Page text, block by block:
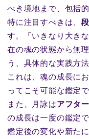
べき境地まで、包括
特に注目すべきは、
す。「いきなり大き
在の魂の状態から無
う、具体的な実践方
これは、魂の成長に
ってこそ可能な鑑定で
また、月詠はアフタ
の成長は一度の鑑定
鑑定後の変化や新た